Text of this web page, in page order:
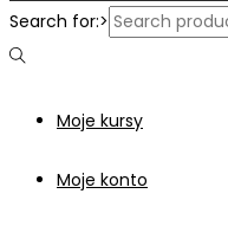
Search for:>
Moje kursy
Moje konto